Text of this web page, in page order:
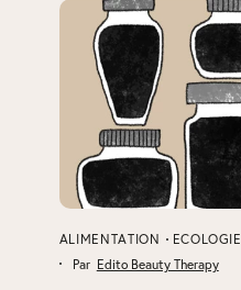
ALIMENTATION ECOLOGIE
Par Edito Beauty Therapy